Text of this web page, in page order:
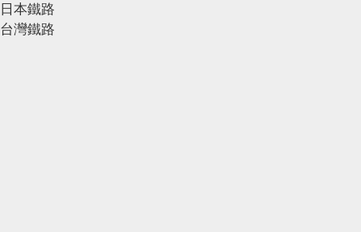
日本鐵路
台灣鐵路